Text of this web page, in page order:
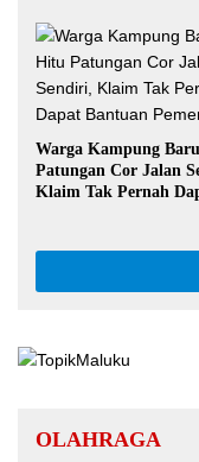
Warga Kampung
Patungan Cor Jalan
Klaim Tak Pernah
OLAHRAGA